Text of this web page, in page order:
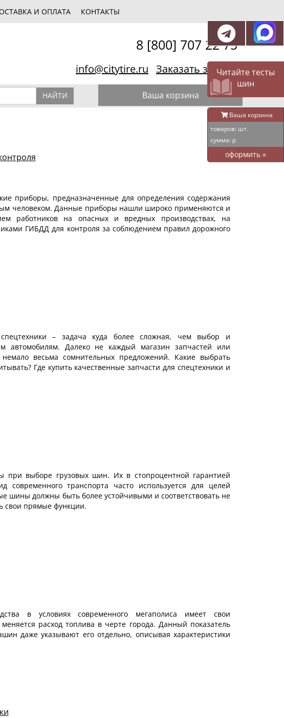
Читайте тесты
шин
Ваша корзина
товаров: шт.
сумма: р
оформить »
И ОПЛАТА КОНТАКТЫ
8 [800] 707 22 75
info@citytire.ru Заказать звонок
НАЙТИ Ваша корзина
приборы, предназначенные для определения содержания
человеком. Данные приборы нашли широко применяются и
работников на опасных и вредных производствах, на
ГИБДД для контроля за соблюдением правил дорожного
– задача куда более сложная, чем выбор и
автомобилям. Далеко не каждый магазин запчастей или
весьма сомнительных предложений. Какие выбрать
Где купить качественные запчасти для спецтехники и
при выборе грузовых шин. Их в стопроцентной гарантией
транспорта часто используется для целей
шины должны быть более устойчивыми и соответствовать не
свои прямые функции.
в условиях современного мегаполиса имеет свои
расход топлива в черте города. Данный показатель
даже указывают его отдельно, описывая характеристики